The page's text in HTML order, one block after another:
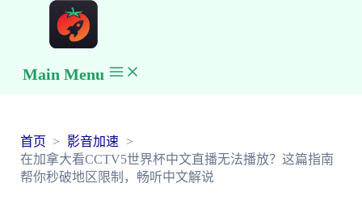
Main Menu
首页
影音加速
在加拿大看CCTV5世界杯中文直播无法播放？这篇指南
帮你秒破地区限制，畅听中文解说